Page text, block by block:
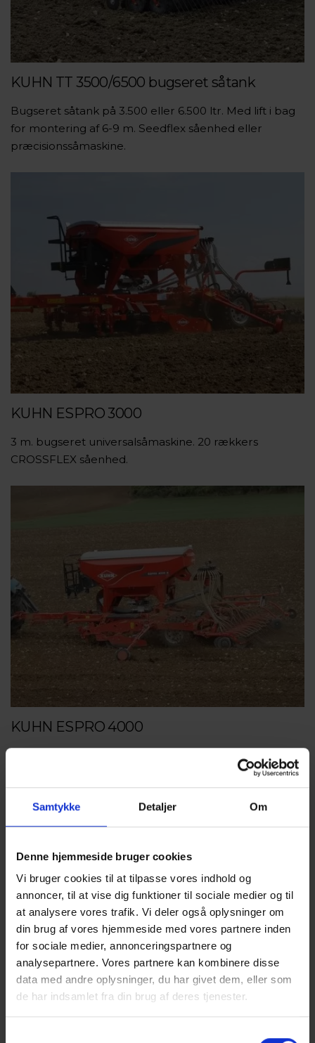
Samtykke Detaljer Om
Denne hjemmeside bruger cookies
Vi bruger cookies til at tilpasse vores indhold og
annoncer, til at vise dig funktioner til sociale medier og til
at analysere vores trafik. Vi deler også oplysninger om
din brug af vores hjemmeside med vores partnere inden
for sociale medier, annonceringspartnere og
analysepartnere. Vores partnere kan kombinere disse
data med andre oplysninger, du har givet dem, eller som
de har indsamlet fra din brug af deres tjenester.
KUHN TT 3500/6500 bugseret såtank
Bugseret såtank på 3.500 eller 6.500 ltr. Med lift i bag
for montering af 6-9 m. Seedflex såenhed eller
præcisionssåmaskine.
KUHN ESPRO 3000
3 m. bugseret universalsåmaskine. 20 rækkers
CROSSFLEX såenhed.
KUHN ESPRO 4000